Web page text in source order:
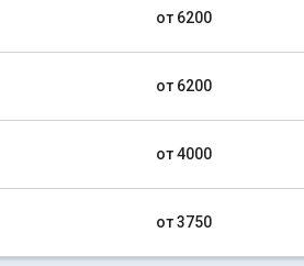
от 6200
от 6200
от 4000
от 3750